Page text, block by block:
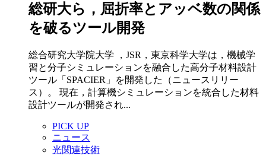
総研大ら，屈折率とアッベ数の関係
を破るツール開発
総合研究大学院大学 ，JSR，東京科学大学は，機械学
習と分子シミュレーションを融合した高分子材料設計
ツール「SPACIER」を開発した（ニュースリリー
ス）。 現在，計算機シミュレーションを統合した材料
設計ツールが開発され...
PICK UP
ニュース
光関連技術